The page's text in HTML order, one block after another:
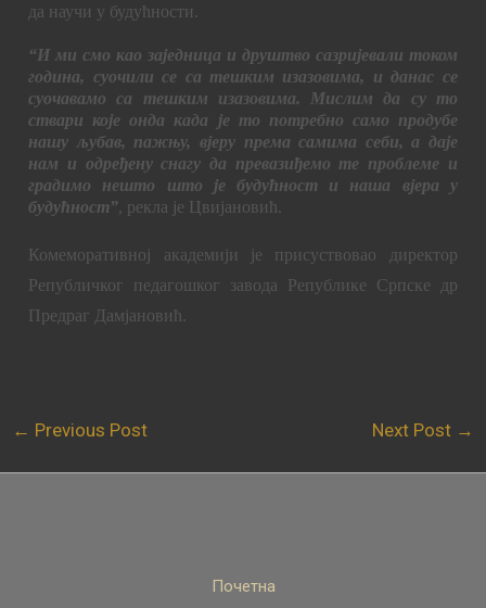
да научи у будућности.
“И ми смо као заједница и друштво сазријевали током
година, суочили се са тешким изазовима, и данас се
суочавамо са тешким изазовима. Мислим да су то
ствари које онда када је то потребно само продубе
нашу љубав, пажњу, вјеру према самима себи, а даје
нам и одређену снагу да превазиђемо те проблеме и
градимо нешто што је будућност и наша вјера у
будућност”, рекла је Цвијановић.
Комеморативној академији је присуствовао директор
Републичког педагошког завода Републике Српске др
Предраг Дамјановић.
← Previous Post Next Post →
Почетна